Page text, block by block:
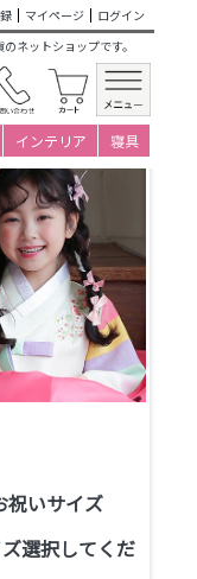
マイページ
ログイン
ネットショップです。
インテリア 寝具
用販売)>男の子新
(身長80～89cm)
,トルチャンチ
祝いサイズ
選択してくだ